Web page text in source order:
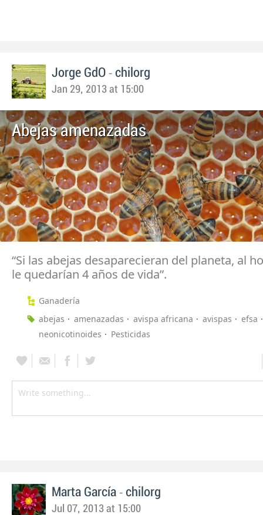
Jorge GdO - chilorg
Jan 29, 2013 at 15:00
Abejas amenazadas
“Si las abejas desaparecieran del planeta, al
le quedarían 4 años de vida”.
Ganadería
abejas
amenazadas avispa africana avispas
efsa
neonicotinoides
Pesticidas
Marta García - chilorg
Jul 07, 2013 at 15:00